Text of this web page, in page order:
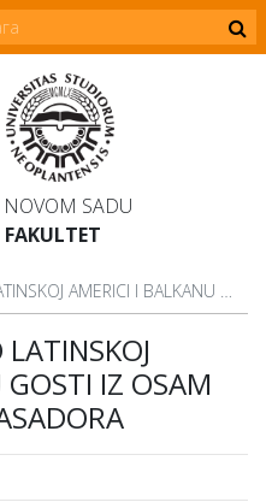
SADU
GOSTI IZ OSAM ZEMALJA I TRI AMBASADORA
IZ OSAM